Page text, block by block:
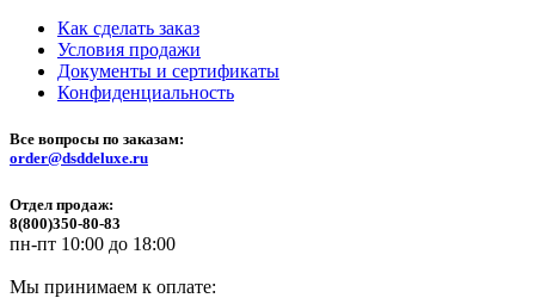
Как сделать заказ
Условия продажи
Документы и сертификаты
Конфиденциальность
Все вопросы по заказам:
order@dsddeluxe.ru
Отдел продаж:
8(800)350-80-83
пн-пт 10:00 до 18:00
Мы принимаем к оплате: